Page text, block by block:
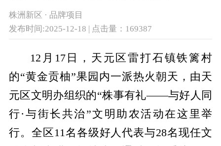
株洲新区 · 品牌项目
发布时间:2025-12-18 | 点击量：169387
12月17日，天元区雷打石镇铁篱村
的“黄金贡柚”果园内一派热火朝天，由天
元区文明办组织的“株事有礼——与好人同
行·与街长共治”文明助农活动在这里举
行。全区11名各级好人代表与28名现任文